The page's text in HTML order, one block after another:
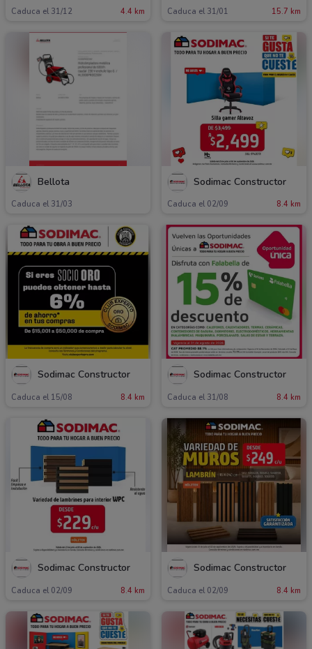
Caduca el 31/12 4.4 km Caduca el 31/01 15.7 km
Bellota
Caduca el 31/03
Sodimac Constructor
Caduca el 02/09 8.4 km
Sodimac Constructor
Caduca el 15/08 8.4 km
Sodimac Constructor
Caduca el 31/08 8.4 km
Sodimac Constructor
Caduca el 02/09 8.4 km
Sodimac Constructor
Caduca el 02/09 8.4 km